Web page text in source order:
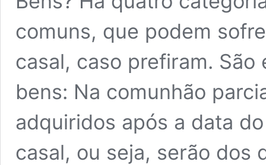
comuns, que podem
casal, caso prefiram. São
bens: Na comunhão
adquiridos após a data
casal, ou seja, serão dos